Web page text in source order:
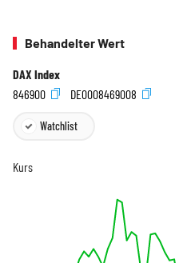
Behandelter Wert
DAX Index
846900
DE0008469008
Watchlist
Kurs